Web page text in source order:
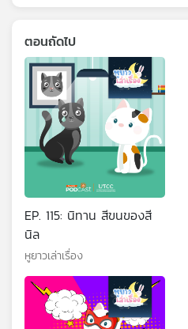
ตอนถัดไป
EP. 115: นิทาน สีขนของสี
นิล
หูยาวเล่าเรื่อง